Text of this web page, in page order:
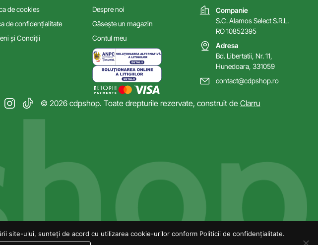
de cookies
de confidențialitate
și Condiții
Despre noi
Găsește un magazin
Contul meu
Companie
S.C. Alamos Select S.R.L.
RO 10852395
Adresa
Bd. Libertatii, Nr. 11,
Hunedoara, 331059
contact@cdpshop.ro
© 2026 cdpshop. Toate drepturile rezervate, construit de Clarru
site-ului, sunteți de acord cu utilizarea cookie-urilor conform Politicii de confidențialitate.